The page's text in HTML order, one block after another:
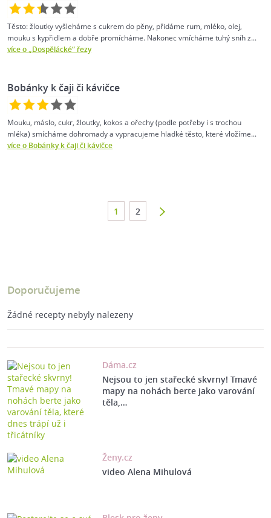
Těsto: žloutky vyšleháme s cukrem do pěny, přidáme rum, mléko, olej,
mouku s kypřidlem a dobře promícháme. Nakonec vmícháme tuhý sníh z...
více o „Dospělácké“ řezy
Bobánky k čaji či kávičce
Mouku, máslo, cukr, žloutky, kokos a ořechy (podle potřeby i s trochou
mléka) smícháme dohromady a vypracujeme hladké těsto, které vložíme...
více o Bobánky k čaji či kávičce
1 2
Doporučujeme
Žádné recepty nebyly nalezeny
Dáma.cz
Nejsou to jen stařecké skvrny! Tmavé
mapy na nohách berte jako varování
těla,…
Ženy.cz
video Alena Mihulová